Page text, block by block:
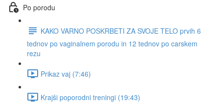
Po porodu
KAKO VARNO POSKRBETI ZA SVOJE TELO prvih 6
tednov po vaginalnem porodu in 12 tednov po carskem
rezu
Prikaz vaj (7:46)
Krajši poporodni treningi (19:43)